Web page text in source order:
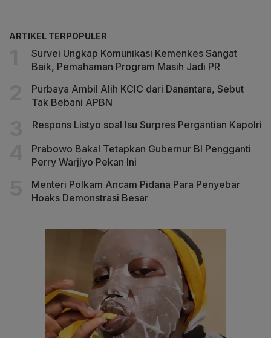
ARTIKEL TERPOPULER
Survei Ungkap Komunikasi Kemenkes Sangat
Baik, Pemahaman Program Masih Jadi PR
Purbaya Ambil Alih KCIC dari Danantara, Sebut
Tak Bebani APBN
Respons Listyo soal Isu Surpres Pergantian Kapolri
Prabowo Bakal Tetapkan Gubernur BI Pengganti
Perry Warjiyo Pekan Ini
Menteri Polkam Ancam Pidana Para Penyebar
Hoaks Demonstrasi Besar